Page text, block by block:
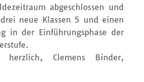
abgeschlossen und
neue Klassen 5 und einen
in der Einführungsphase der
Clemens Binder,